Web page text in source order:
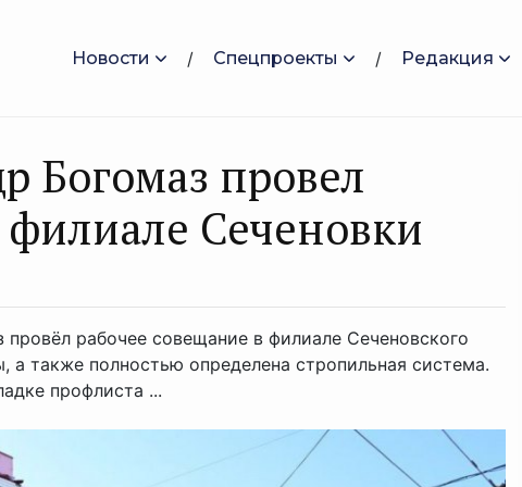
Новости Спецпроекты Редакция
Богомаз провел
Сеченовки
рабочее совещание в филиале Сеченовского
также полностью определена стропильная система.
профлиста ...